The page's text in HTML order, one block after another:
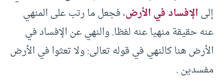
إلىالإفساد في الأرض، فجعل ما رتب على المنهي
عنه حقيقة منهيا عنه لفظا. والنهي عن الإفساد في
الأرض هنا كالنهي في قوله تعالى: ‌ولا ‌تعثوا ‌في ‌الأرض
مفسدين .